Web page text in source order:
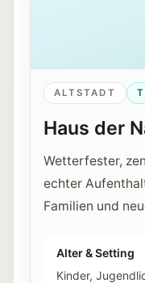
ALTSTADT
Haus der
Wetterfester,
echter
Familien und
Alter & Setting
Kinder,